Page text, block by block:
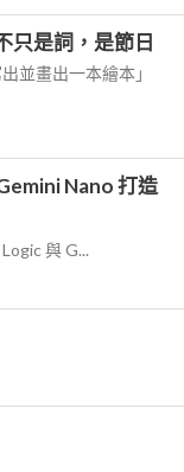
只是詞，是節日
並畫出一本繪本」
Nano 打造
與 G...